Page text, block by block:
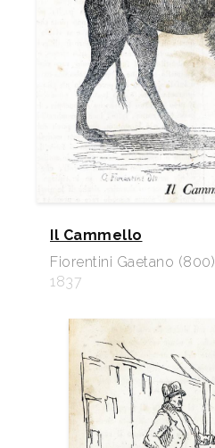
Il Cammello
Fiorentini Gaetano (800)
1837